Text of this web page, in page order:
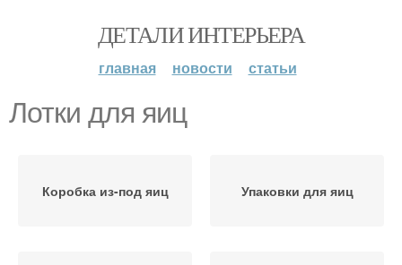
ДЕТАЛИ ИНТЕРЬЕРА
главная новости статьи
Лотки для яиц
Коробка из-под яиц Упаковки для яиц